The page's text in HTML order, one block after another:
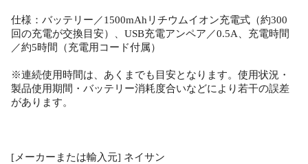
仕様：バッテリー／1500mAhリチウムイオン充電式（約300
回の充電が交換目安）、USB充電アンペア／0.5A、充電時間
／約5時間（充電用コード付属）
※連続使用時間は、あくまでも目安となります。使用状況・
製品使用期間・バッテリー消耗度合いなどにより若干の誤差
があります。
[メーカーまたは輸入元] ネイサン